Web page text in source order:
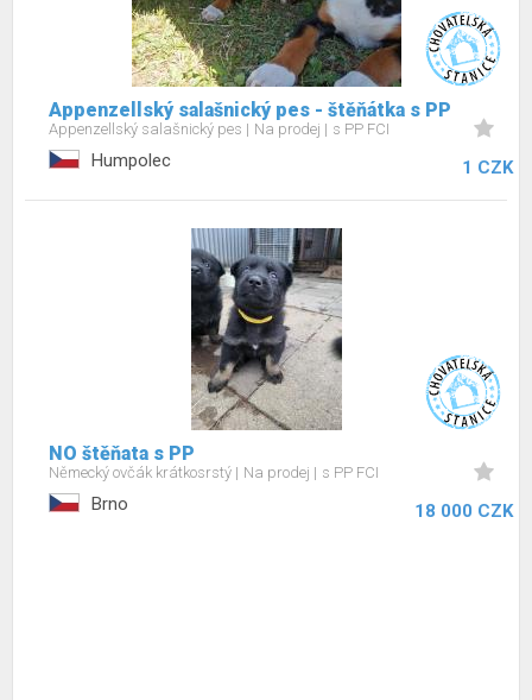
Appenzellský salašnický pes - štěňátka s PP
Appenzellský salašnický pes Na prodej s PP FCI
Humpolec 1 CZK
NO štěňata s PP
Německý ovčák krátkosrstý Na prodej s PP FCI
Brno 18 000 CZK